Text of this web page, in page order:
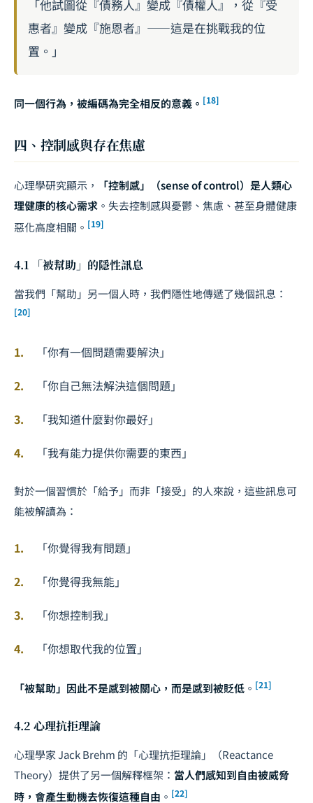
「他試圖從『債務人』變成『債權人』，從『受
惠者』變成『施恩者』——這是在挑戰我的位
置。」
同一個行為，被編碼為完全相反的意義。 [18]
四、控制感與存在焦慮
心理學研究顯示，
「控制感」（sense of control）是人類心
理健康的核心需求 。失去控制感與憂鬱、焦慮、甚至身體健康
惡化高度相關。 [19]
4.1 「被幫助」的隱性訊息
當我們「幫助」另一個人時，我們隱性地傳遞了幾個訊息：
[20]
「你有一個問題需要解決」
「你自己無法解決這個問題」
「我知道什麼對你最好」
「我有能力提供你需要的東西」
對於一個習慣於「給予」而非「接受」的人來說，這些訊息可
能被解讀為：
「你覺得我有問題」
「你覺得我無能」
「你想控制我」
「你想取代我的位置」
「被幫助」因此不是感到被關心，而是感到被貶低 。 [21]
4.2 心理抗拒理論
心理學家 Jack Brehm 的「心理抗拒理論」（Reactance
Theory）提供了另一個解釋框架： 當人們感知到自由被威脅
時，會產生動機去恢復這種自由 。 [22]